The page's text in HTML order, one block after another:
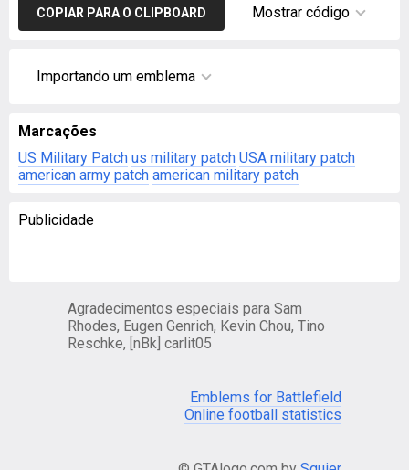
COPIAR PARA O CLIPBOARD Mostrar código
Importando um emblema
Marcações
US Military Patch us military patch USA military patch
american army patch american military patch
Publicidade
Agradecimentos especiais para Sam
Rhodes, Eugen Genrich, Kevin Chou, Tino
Reschke, [nBk] carlit05
Emblems for Battlefield
Online football statistics